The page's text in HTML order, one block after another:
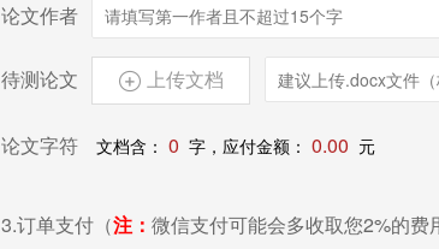
论文作者
待测论文  上传文档
论文字符 文档含： 0 字，应付金额： 0.00 元
3.订单支付（注： 微信支付可能会多收取您2%的费